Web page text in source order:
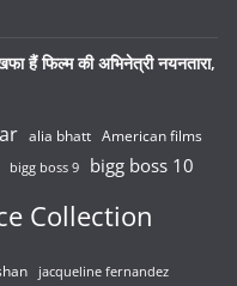
हैं फिल्म की अभिनेत्री नयनतारा,
alia bhatt American films
bigg boss 9 bigg boss 10
Collection
jacqueline fernandez